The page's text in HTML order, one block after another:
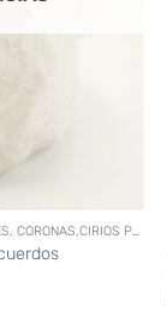
ACCESORIOS (CRUCES, BRAZALETES, CORONAS,CIRIOS PERSONALIZADOS, ETC)